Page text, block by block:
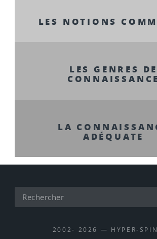
LES NOTIONS
LES GENRES DE
CONNAISSANCE
LA
ADÉQUATE
2002- 2026 — HYPER-